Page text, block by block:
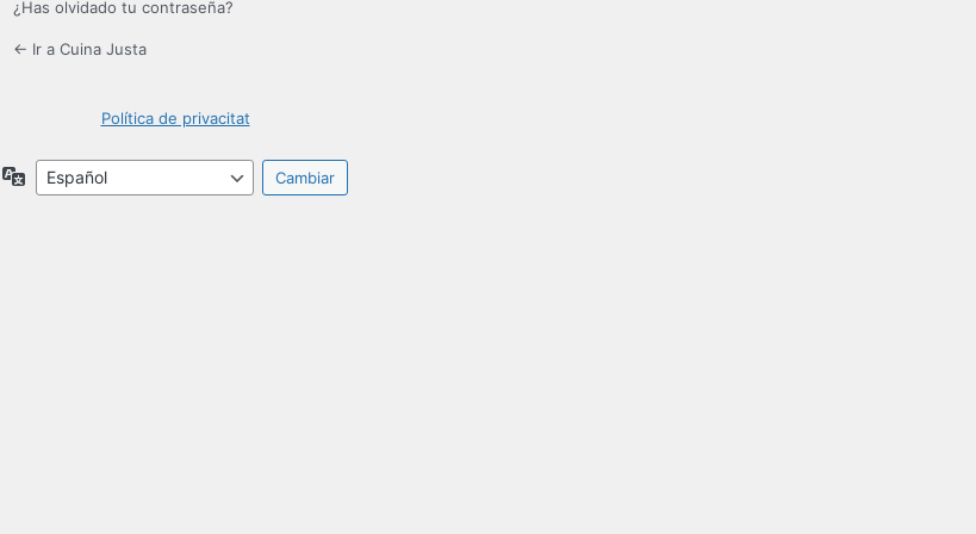
¿Has olvidado tu contraseña?
← Ir a Cuina Justa
Política de privacitat
Idioma